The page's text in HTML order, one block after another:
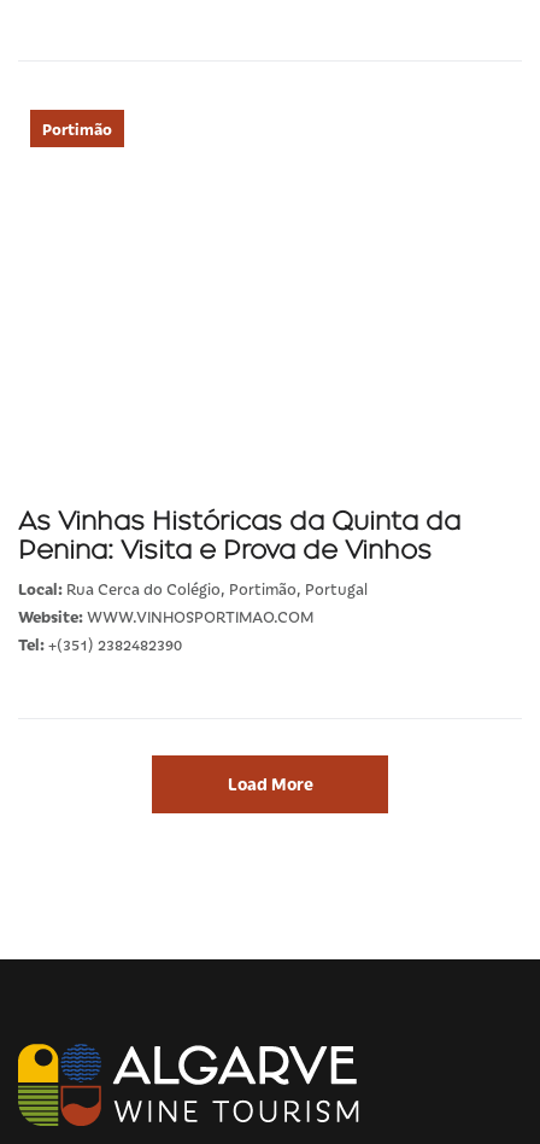
Portimão
As Vinhas Históricas da Quinta da
Penina: Visita e Prova de Vinhos
Local: Rua Cerca do Colégio, Portimão, Portugal
Website:WWW.VINHOSPORTIMAO.COM
Tel:+(351) 2382482390
Load More